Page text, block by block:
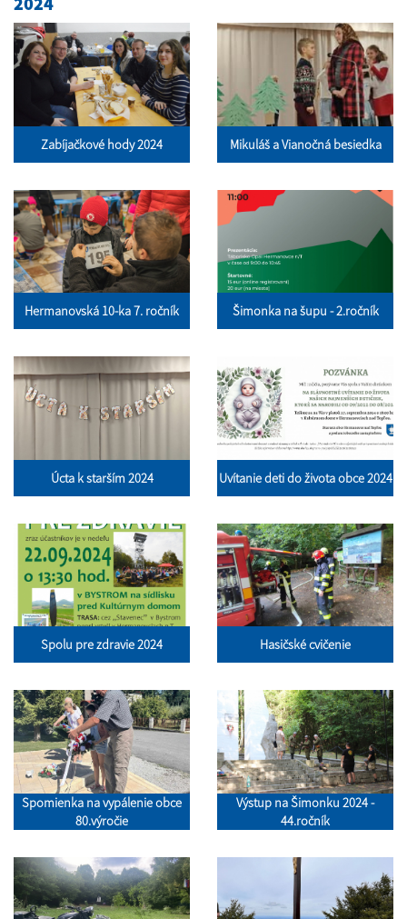
Zabíjačkové hody 2024 Mikuláš a Vianočná besiedka
Hermanovská 10-ka 7. ročník Šimonka na šupu - 2.ročník
Úcta k starším 2024 Uvítanie deti do života obce 2024
Spolu pre zdravie 2024 Hasičské cvičenie
Spomienka na vypálenie obce
80.výročie
Výstup na Šimonku 2024 -
44.ročník